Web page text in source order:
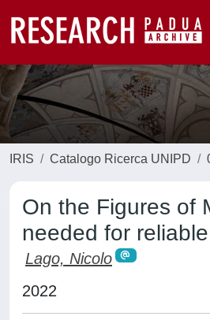
IRIS Catalogo Ricerca UNIPD
On the Figures of
needed for
Lago, Nicolo
2022